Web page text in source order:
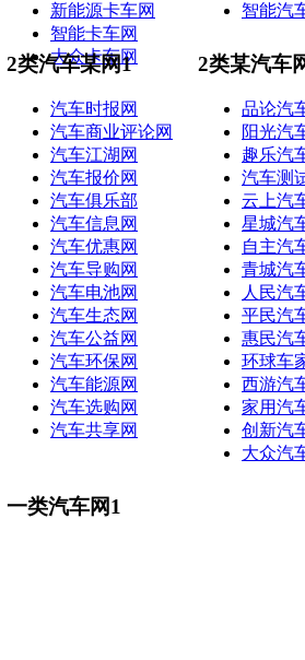
新能源卡车网
智能卡车网
大众卡车网
智能汽
2类汽车某网1
汽车时报网
汽车商业评论网
汽车江湖网
汽车报价网
汽车俱乐部
汽车信息网
汽车优惠网
汽车导购网
汽车电池网
汽车生态网
汽车公益网
汽车环保网
汽车能源网
汽车选购网
汽车共享网
2类某汽车
品论汽
阳光汽
趣乐汽
汽车测
云上汽
星城汽
自主汽
青城汽
人民汽
平民汽
惠民汽
环球车
西游汽
家用汽
创新汽
大众汽
一类汽车网1